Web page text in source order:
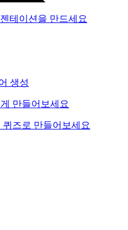
테이션을 만드세요
생성
만들어보세요
즈로 만들어보세요